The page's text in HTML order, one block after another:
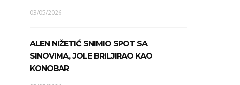
03/05/2026
ALEN NIŽETIĆ SNIMIO SPOT SA
SINOVIMA, JOLE BRILJIRAO KAO
KONOBAR